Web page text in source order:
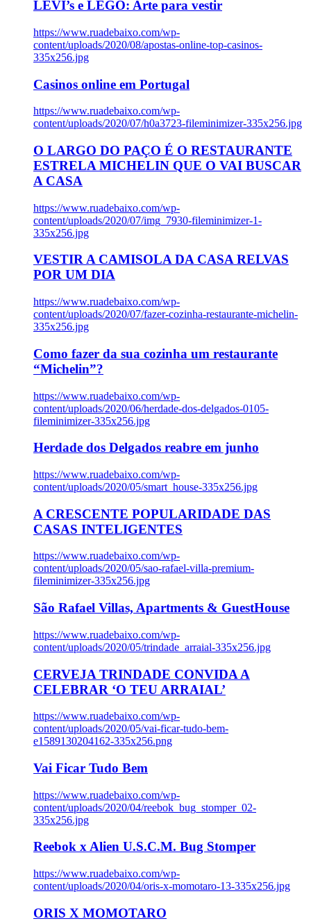
LEVI’s e LEGO: Arte para vestir
https://www.ruadebaixo.com/wp-
content/uploads/2020/08/apostas-online-top-casinos-
335x256.jpg
Casinos online em Portugal
https://www.ruadebaixo.com/wp-
content/uploads/2020/07/h0a3723-fileminimizer-335x256.jpg
O LARGO DO PAÇO É O RESTAURANTE
ESTRELA MICHELIN QUE O VAI BUSCAR
A CASA
https://www.ruadebaixo.com/wp-
content/uploads/2020/07/img_7930-fileminimizer-1-
335x256.jpg
VESTIR A CAMISOLA DA CASA RELVAS
POR UM DIA
https://www.ruadebaixo.com/wp-
content/uploads/2020/07/fazer-cozinha-restaurante-michelin-
335x256.jpg
Como fazer da sua cozinha um restaurante
“Michelin”?
https://www.ruadebaixo.com/wp-
content/uploads/2020/06/herdade-dos-delgados-0105-
fileminimizer-335x256.jpg
Herdade dos Delgados reabre em junho
https://www.ruadebaixo.com/wp-
content/uploads/2020/05/smart_house-335x256.jpg
A CRESCENTE POPULARIDADE DAS
CASAS INTELIGENTES
https://www.ruadebaixo.com/wp-
content/uploads/2020/05/sao-rafael-villa-premium-
fileminimizer-335x256.jpg
São Rafael Villas, Apartments & GuestHouse
https://www.ruadebaixo.com/wp-
content/uploads/2020/05/trindade_arraial-335x256.jpg
CERVEJA TRINDADE CONVIDA A
CELEBRAR ‘O TEU ARRAIAL’
https://www.ruadebaixo.com/wp-
content/uploads/2020/05/vai-ficar-tudo-bem-
e1589130204162-335x256.png
Vai Ficar Tudo Bem
https://www.ruadebaixo.com/wp-
content/uploads/2020/04/reebok_bug_stomper_02-
335x256.jpg
Reebok x Alien U.S.C.M. Bug Stomper
https://www.ruadebaixo.com/wp-
content/uploads/2020/04/oris-x-momotaro-13-335x256.jpg
ORIS X MOMOTARO